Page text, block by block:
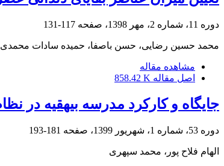
دوره 11، شماره 2، مهر 1398، صفحه 117-131
محمد حسین رضایی، حسن باصفا، حمیده سادات محمدی
مشاهده مقاله
اصل مقاله 858.42 K
جایگاه و کارکرد مدرسه بیهقیه در
دوره 53، شماره 1، شهریور 1399، صفحه 181-193
الهام فلاح پور، محمد سپهری